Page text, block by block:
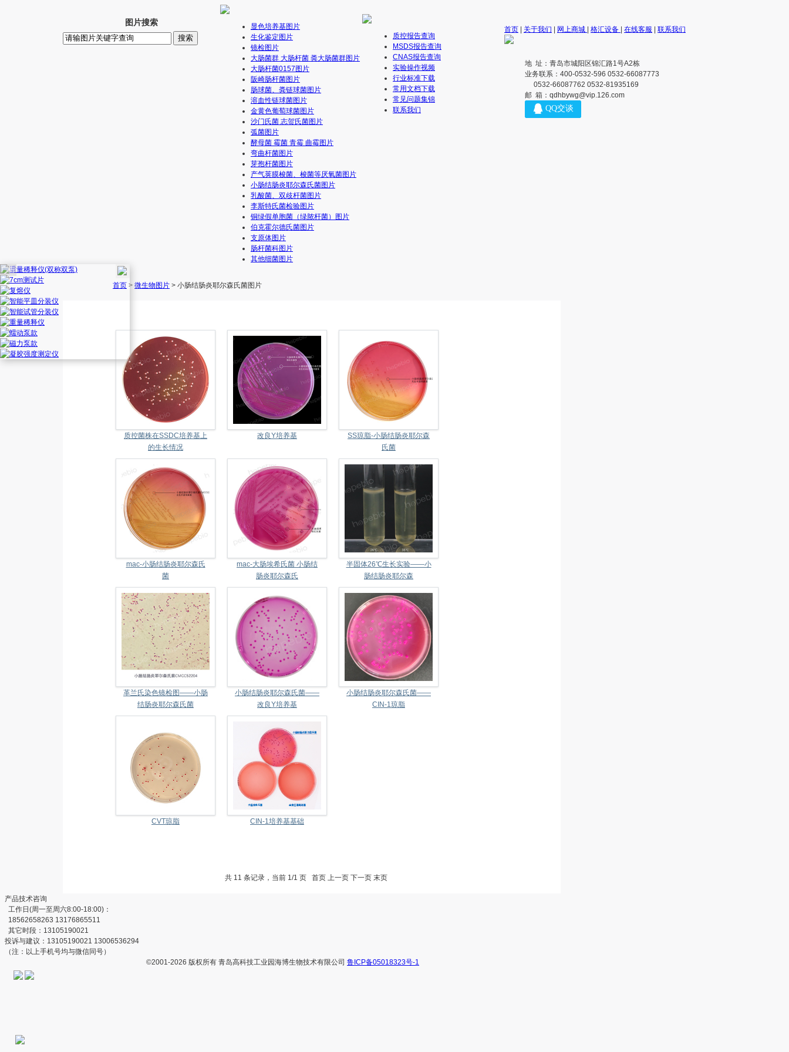
广告
图片搜索
显色培养基图片
生化鉴定图片
镜检图片
大肠菌群 大肠杆菌 粪大肠菌群图片
大肠杆菌0157图片
阪崎肠杆菌图片
肠球菌、粪链球菌图片
溶血性链球菌图片
金黄色葡萄球菌图片
沙门氏菌 志贺氏菌图片
弧菌图片
酵母菌 霉菌 青霉 曲霉图片
弯曲杆菌图片
芽孢杆菌图片
产气荚膜梭菌、梭菌等厌氧菌图片
小肠结肠炎耶尔森氏菌图片
乳酸菌、双歧杆菌图片
李斯特氏菌检验图片
铜绿假单胞菌（绿脓杆菌）图片
伯克霍尔德氏菌图片
支原体图片
肠杆菌科图片
其他细菌图片
质控报告查询
MSDS报告查询
CNAS报告查询
实验操作视频
行业标准下载
常用文档下载
常见问题集锦
联系我们
首页 > 微生物图片 > 小肠结肠炎耶尔森氏菌图片
质控菌株在SSDC培养基上
的生长情况
改良Y培养基
SS琼脂-小肠结肠炎耶尔森
氏菌
mac-小肠结肠炎耶尔森氏
菌
mac-大肠埃希氏菌 小肠结
肠炎耶尔森氏
半固体26℃生长实验——小
肠结肠炎耶尔森
革兰氏染色镜检图——小肠
结肠炎耶尔森氏菌
小肠结肠炎耶尔森氏菌——
改良Y培养基
小肠结肠炎耶尔森氏菌——
CIN-1琼脂
CVT琼脂 CIN-1培养基基础
共 11 条记录，当前 1/1 页 首页 上一页 下一页 末页
首页 关于我们 网上商城 格汇设备 在线客服 联系我们
地 址：青岛市城阳区锦汇路1号A2栋
业务联系：400-0532-596 0532-66087773
0532-66087762 0532-81935169
邮 箱：qdhbywg@vip.126.com
产品技术咨询
工作日(周一至周六8:00-18:00)：
18562658263 13176865511
其它时段：13105190021
投诉与建议：13105190021 13006536294
（注：以上手机号均与微信同号）
©2001-2026 版权所有 青岛高科技工业园海博生物技术有限公司 鲁ICP备05018323号-1